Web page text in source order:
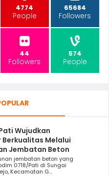
4774
People
65684
Followers
44
Followers
574
People
Wujudkan
Melalui
Jembatan Beton
jembatan beton yang
0718/Pati di Sungai
Kecamatan G...